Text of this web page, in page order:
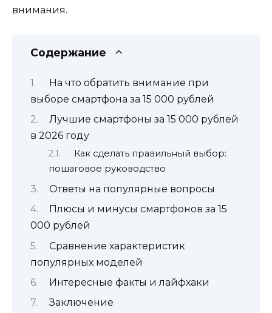
внимания.
Содержание
На что обратить внимание при
выборе смартфона за 15 000 рублей
Лучшие смартфоны за 15 000 рублей
в 2026 году
Как сделать правильный выбор:
пошаговое руководство
Ответы на популярные вопросы
Плюсы и минусы смартфонов за 15
000 рублей
Сравнение характеристик
популярных моделей
Интересные факты и лайфхаки
Заключение